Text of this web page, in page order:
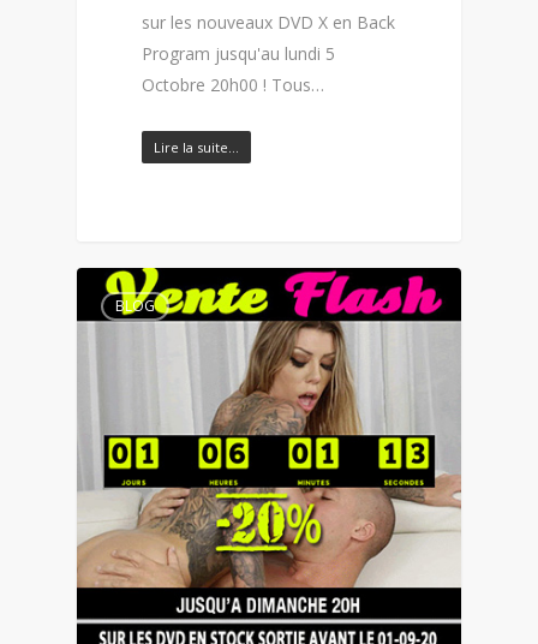
sur les nouveaux DVD X en Back
Program jusqu'au lundi 5
Octobre 20h00 ! Tous…
Lire la suite…
BLOG